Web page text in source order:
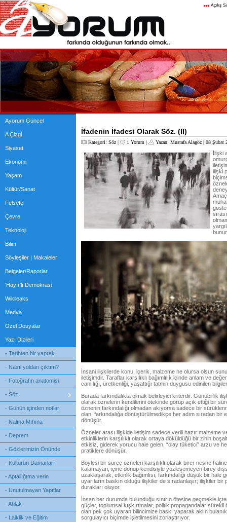
Ayorum Güncel
A Çizgi
Siyaset
Ekonomi
Yaşam
Kültür/Sanat
Felsefe
Çevre
Teknoloji
Bilim
Söyleşiler | Makaleler
Belgeler/Raporlar
'Hayır'lı Demokrasi
Wikileaks
Medya
Özel Dosyalar
Yazı Dizileri
- Tarihten bir yaprak
- Nasıl yoldan çıktım?
- Fotoğrafın anatomisi
- Söz
- Günün içinden notlar
- Nalına Mıhına
- Deprem
- Gözlerimizin Önünde
- Kültürün Damarları
- Aptallığıma verin
- Unutulmayan Yapıtlar
- Ahlak
- Laiklik ve Eğitim
İfadenin İfadesi Olarak Söz. (II)
Kategori: Söz | 1 Yorum | Yazan: Mustafa Alagöz | 08 Şubat
İlişki
ilişki
İnsani ilişkilerde konu, içerik, malzeme ne olursa olsun
iletişimdir. Taraflar karşılıklı bağımlılık içinde anlam ve
canlılığı, üretkenliği, yaşattığı tatmin duygusu edinilen
Burada farkındalıkta olmak belirleyici kriterdir. Günübirlik
olarak öznelerin kendilerini ötekinde görüp açık ettiği bir
öznenin farkındalığı olmadan akıyorsa sadece bir
olan, farkındalığa dönüştürülmedikçe her adım sıradan
dönüşür.
Özneler arası ilişkide iletişim sadece verili hazır malzeme
etkinliklerin karşılıklı olarak ortaya döküldüğü bir zihin
etkisiz, giderek yorucu hale gelen, “olay tüketici” arzu ve
pratiklere dönüşür.
Böylesi bir süreç özneleri karşılıklı olarak birer nesne
kalamayan, içine dönüp kendisiyle yüzleşemeyen birey
uzaklaşarak, etkinlik bağımlısı, farkındalığı düşük bir
uyarıların baskın olduğu ilişkiler de sıradanlaşır; ilişkiler bir
durakları oluyor.
İnsan her durumda bulunduğu sınırın ötesine geçmekle
güçler, toplumsal kışkırtmalar, politik propagandalar sürekli
olan pek çok uyaran bilincimize baskı yaparak aklın
sorgulayıcı biçimde işletilmesini zorlaştırıyor.